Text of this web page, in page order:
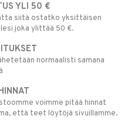
YLI 50 €
siitä ostatko yksittäisen
joka ylittää 50 €.
normaalisti samana
voimme pitää hinnat
että teet löytöjä sivuillamme.